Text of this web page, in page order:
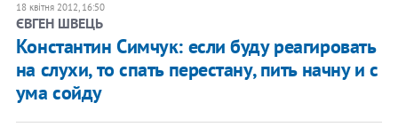
18 квітня 2012, 16:50
ЄВГЕН ШВЕЦЬ
​Константин Симчук: если буду реагировать
на слухи, то спать перестану, пить начну и с
ума сойду